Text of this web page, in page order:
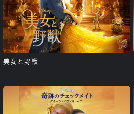
美女と野獣